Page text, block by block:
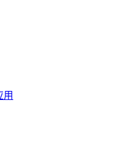
用